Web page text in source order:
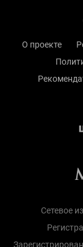
О проекте
Сетевое